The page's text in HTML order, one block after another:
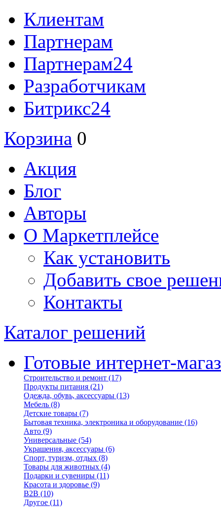
Клиентам
Партнерам
Партнерам24
Разработчикам
Битрикс24
Корзина 0
Акция
Блог
Авторы
О Маркетплейсе
Как установить
Добавить свое
Контакты
Каталог решений
Готовые интернет-
Строительство и ремонт (17)
Продукты питания (21)
Одежда, обувь, аксессуары (13)
Мебель (8)
Детские товары (7)
Бытовая техника, электроника и оборудование (16)
Авто (9)
Универсальные (54)
Украшения, аксессуары (6)
Спорт, туризм, отдых (8)
Товары для животных (4)
Подарки и сувениры (11)
Красота и здоровье (9)
B2B (10)
Другое (11)